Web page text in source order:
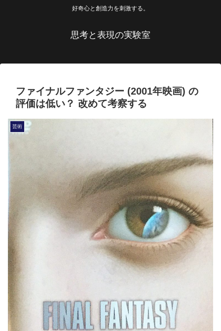
好奇心と創造力を刺激する。
思考と表現の実験室
ファイナルファンタジー (2001年映画) の
評価は低い？ 改めて考察する
芸術